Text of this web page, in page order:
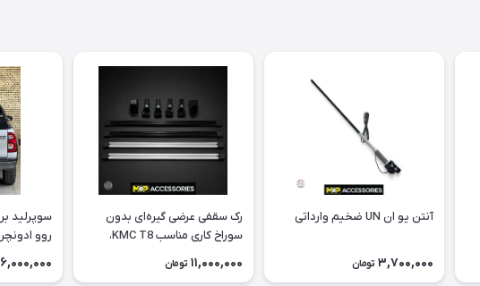
آنتن یو ان UN ضخیم وارداتی
3,700,000 تومان
رک سقفی عرضی گیره‌ای بدون
سوراخ کاری مناسب KMC T8،
هایلوکس و کلوت
11,000,000 تومان
سوپرلید